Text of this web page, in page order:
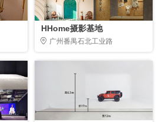
HHome摄影基地
广州番禺石北工业路